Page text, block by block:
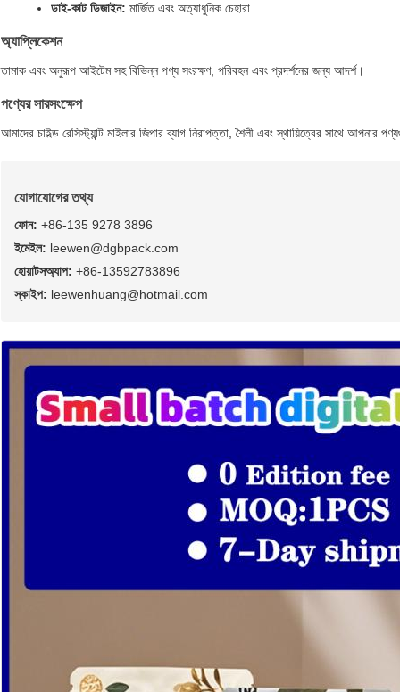
ডাই-কাট ডিজাইন: মার্জিত এবং অত্যাধুনিক চেহারা
অ্যাপ্লিকেশন
তামাক এবং অনুরূপ আইটেম সহ বিভিন্ন পণ্য সংরক্ষণ, পরিবহন এবং প্রদর্শনের জন্য আদর্শ।
পণ্যের সারসংক্ষেপ
আমাদের চাইল্ড রেসিস্ট্যান্ট মাইলার জিপার ব্যাগ নিরাপত্তা, শৈলী এবং স্থায়িত্বের সাথে আপনার
যোগাযোগের তথ্য
ফোন: +86-135 9278 3896
ইমেইল: leewen@dgbpack.com
হোয়াটসঅ্যাপ: +86-13592783896
স্কাইপ: leewenhuang@hotmail.com